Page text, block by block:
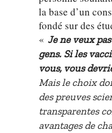
la base d’un
fondé sur des
«Je ne veux
gens. Si les
vous, vous
Mais le choix
des preuves
transparentes
avantages de